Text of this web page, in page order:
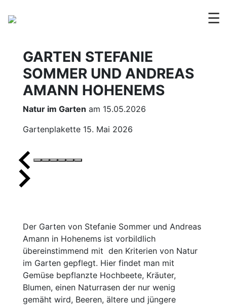
☰
GARTEN STEFANIE
SOMMER UND ANDREAS
AMANN HOHENEMS
Natur im Garten am 15.05.2026
Gartenplakette 15. Mai 2026
Der Garten von Stefanie Sommer und Andreas
Amann in Hohenems ist vorbildlich
übereinstimmend mit den Kriterien von Natur
im Garten gepflegt. Hier findet man mit
Gemüse bepflanzte Hochbeete, Kräuter,
Blumen, einen Naturrasen der nur wenig
gemäht wird, Beeren, ältere und jüngere